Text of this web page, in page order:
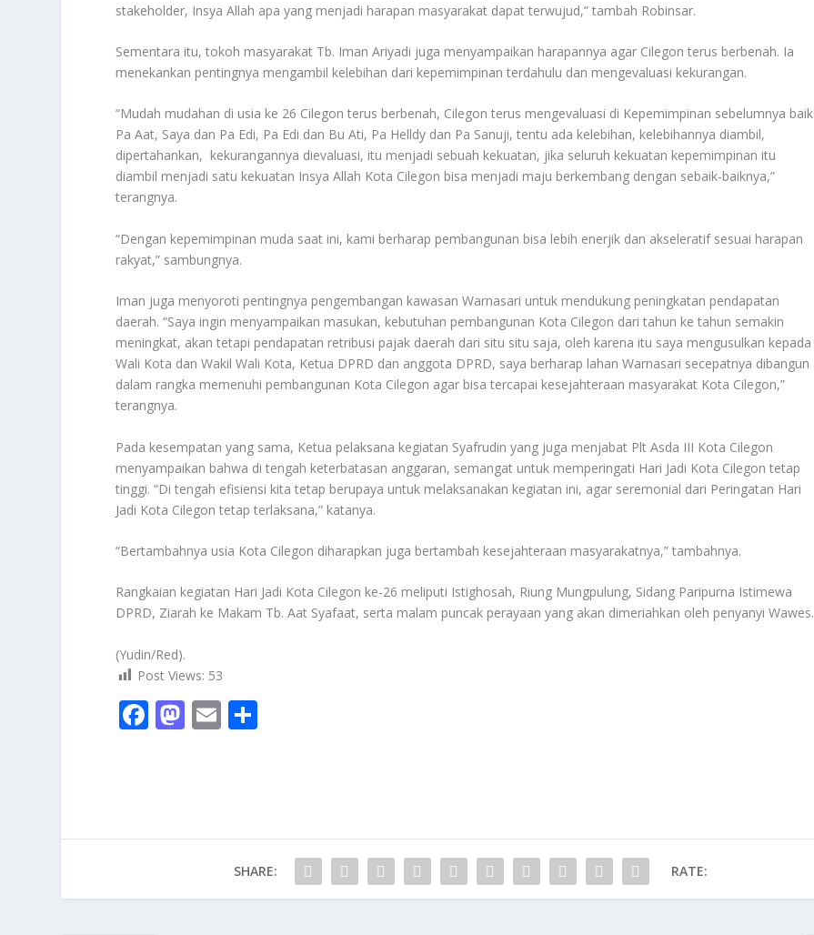
stakeholder, Insya Allah apa yang menjadi harapan masyarakat dapat terwujud,” tambah Robinsar.
Sementara itu, tokoh masyarakat Tb. Iman Ariyadi juga menyampaikan harapannya agar Cilegon terus berbenah. Ia
menekankan pentingnya mengambil kelebihan dari kepemimpinan terdahulu dan mengevaluasi kekurangan.
“Mudah mudahan di usia ke 26 Cilegon terus berbenah, Cilegon terus mengevaluasi di Kepemimpinan sebelumnya baik
Pa Aat, Saya dan Pa Edi, Pa Edi dan Bu Ati, Pa Helldy dan Pa Sanuji, tentu ada kelebihan, kelebihannya diambil,
dipertahankan, kekurangannya dievaluasi, itu menjadi sebuah kekuatan, jika seluruh kekuatan kepemimpinan itu
diambil menjadi satu kekuatan Insya Allah Kota Cilegon bisa menjadi maju berkembang dengan sebaik-baiknya,”
terangnya.
“Dengan kepemimpinan muda saat ini, kami berharap pembangunan bisa lebih enerjik dan akseleratif sesuai harapan
rakyat,” sambungnya.
Iman juga menyoroti pentingnya pengembangan kawasan Warnasari untuk mendukung peningkatan pendapatan
daerah. “Saya ingin menyampaikan masukan, kebutuhan pembangunan Kota Cilegon dari tahun ke tahun semakin
meningkat, akan tetapi pendapatan retribusi pajak daerah dari situ situ saja, oleh karena itu saya mengusulkan kepada
Wali Kota dan Wakil Wali Kota, Ketua DPRD dan anggota DPRD, saya berharap lahan Warnasari secepatnya dibangun
dalam rangka memenuhi pembangunan Kota Cilegon agar bisa tercapai kesejahteraan masyarakat Kota Cilegon,”
terangnya.
Pada kesempatan yang sama, Ketua pelaksana kegiatan Syafrudin yang juga menjabat Plt Asda III Kota Cilegon
menyampaikan bahwa di tengah keterbatasan anggaran, semangat untuk memperingati Hari Jadi Kota Cilegon tetap
tinggi. “Di tengah efisiensi kita tetap berupaya untuk melaksanakan kegiatan ini, agar seremonial dari Peringatan Hari
Jadi Kota Cilegon tetap terlaksana,” katanya.
“Bertambahnya usia Kota Cilegon diharapkan juga bertambah kesejahteraan masyarakatnya,” tambahnya.
Rangkaian kegiatan Hari Jadi Kota Cilegon ke-26 meliputi Istighosah, Riung Mungpulung, Sidang Paripurna Istimewa
DPRD, Ziarah ke Makam Tb. Aat Syafaat, serta malam puncak perayaan yang akan dimeriahkan oleh penyanyi Wawes.
(Yudin/Red).
Post Views: 53
F
o
k
M
o
E
SHARE: RATE: